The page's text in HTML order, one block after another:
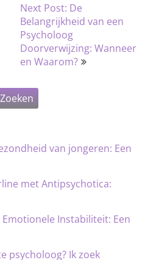
Next Post: De
Belangrijkheid van een
Psycholoog
Doorverwijzing: Wanneer
en Waarom?
Zoeken
van jongeren: Een
met Antipsychotica:
Instabiliteit: Een
psycholoog? Ik zoek